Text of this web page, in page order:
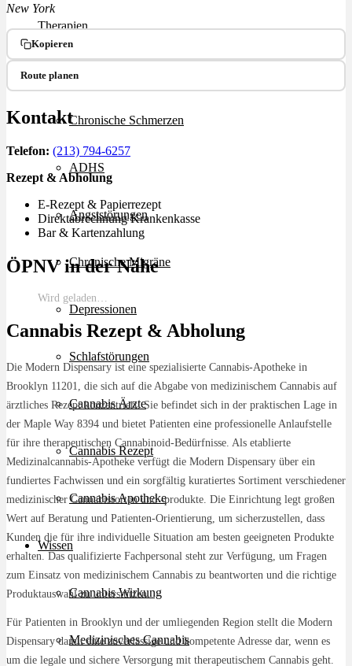
Therapien
Alle Krankheiten
Chronische Schmerzen
ADHS
Angststörungen
Chronische Migräne
Depressionen
Schlafstörungen
Cannabis Ärzte
Cannabis Rezept
Cannabis Apotheke
Wissen
Cannabis Wirkung
Medizinisches Cannabis
New York
Kopieren
Route planen
Kontakt
Telefon: (213) 794-6257
Rezept & Abholung
E-Rezept & Papierrezept
Direktabrechnung Krankenkasse
Bar & Kartenzahlung
ÖPNV in der Nähe
Wird geladen…
Cannabis Rezept & Abholung
Die Modern Dispensary ist eine spezialisierte Cannabis-Apotheke in
Brooklyn 11201, die sich auf die Abgabe von medizinischem Cannabis auf
ärztliches Rezept konzentriert. Sie befindet sich in der praktischen Lage in
der Maple Way 8394 und bietet Patienten eine professionelle Anlaufstelle
für ihre therapeutischen Cannabinoid-Bedürfnisse. Als etablierte
Medizinalcannabis-Apotheke verfügt die Modern Dispensary über ein
fundiertes Fachwissen und ein sorgfältig kuratiertes Sortiment verschiedener
medizinischer Cannabissorten und -produkte. Die Einrichtung legt großen
Wert auf Beratung und Patienten-Orientierung, um sicherzustellen, dass
Kunden die für ihre individuelle Situation am besten geeigneten Produkte
erhalten. Das qualifizierte Fachpersonal steht zur Verfügung, um Fragen
zum Einsatz von medizinischem Cannabis zu beantworten und die richtige
Produktauswahl zu unterstützen.
Für Patienten in Brooklyn und der umliegenden Region stellt die Modern
Dispensary damit eine zuverlässige und kompetente Adresse dar, wenn es
um die legale und sichere Versorgung mit therapeutischem Cannabis geht.